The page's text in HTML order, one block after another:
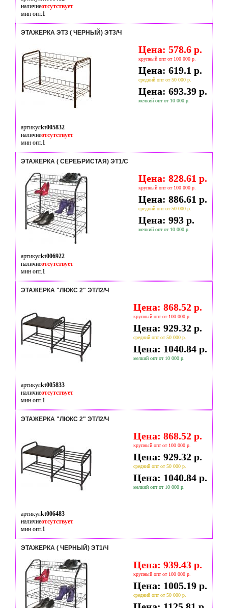
наличиеотсутствует
мин опт.1
ЭТАЖЕРКА ЭТ3 ( ЧЕРНЫЙ) ЭТ3/Ч
Цена: 578.6 р.
крупный опт от 100 000 р.
Цена: 619.1 р.
средний опт от 50 000 р.
Цена: 693.39 р.
мелкий опт от 10 000 р.
артикулkt005832
наличиеотсутствует
мин опт.1
ЭТАЖЕРКА ( СЕРЕБРИСТАЯ) ЭТ1/С
Цена: 828.61 р.
крупный опт от 100 000 р.
Цена: 886.61 р.
средний опт от 50 000 р.
Цена: 993 р.
мелкий опт от 10 000 р.
артикулkt006922
наличиеотсутствует
мин опт.1
ЭТАЖЕРКА "ЛЮКС 2" ЭТЛ2/Ч
Цена: 868.52 р.
крупный опт от 100 000 р.
Цена: 929.32 р.
средний опт от 50 000 р.
Цена: 1040.84 р.
мелкий опт от 10 000 р.
артикулkt005833
наличиеотсутствует
мин опт.1
ЭТАЖЕРКА "ЛЮКС 2" ЭТЛ2/Ч
Цена: 868.52 р.
крупный опт от 100 000 р.
Цена: 929.32 р.
средний опт от 50 000 р.
Цена: 1040.84 р.
мелкий опт от 10 000 р.
артикулkt006483
наличиеотсутствует
мин опт.1
ЭТАЖЕРКА ( ЧЕРНЫЙ) ЭТ1/Ч
Цена: 939.43 р.
крупный опт от 100 000 р.
Цена: 1005.19 р.
средний опт от 50 000 р.